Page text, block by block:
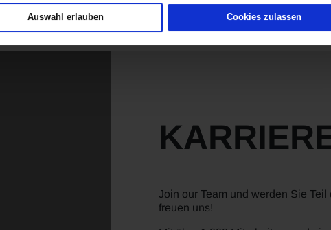
Auswahl erlauben Cookies zulassen
Join our Team und werden Sie Teil
freuen uns!